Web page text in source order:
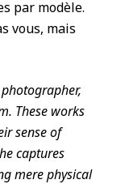
par modèle.
vous, mais
These works
sense of
captures
mere physical